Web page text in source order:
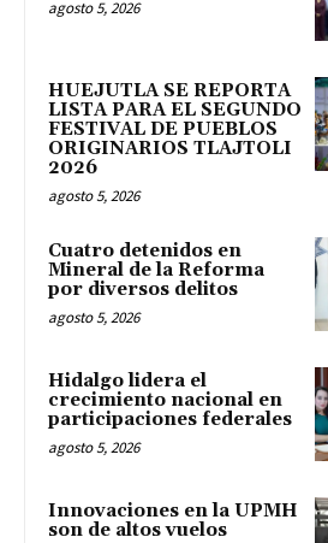
agosto 5, 2026
HUEJUTLA SE REPORTA
LISTA PARA EL SEGUNDO
FESTIVAL DE PUEBLOS
ORIGINARIOS TLAJTOLI
2026
agosto 5, 2026
Cuatro detenidos en
Mineral de la Reforma
por diversos delitos
agosto 5, 2026
Hidalgo lidera el
crecimiento nacional en
participaciones federales
agosto 5, 2026
Innovaciones en la UPMH
son de altos vuelos